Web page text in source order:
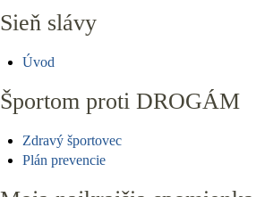
Sieň slávy
Úvod
Športom proti DROGÁM
Zdravý športovec
Plán prevencie